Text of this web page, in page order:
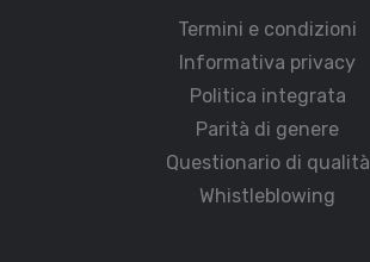
Termini e condizioni
Informativa privacy
Politica integrata
Parità di genere
Questionario di qualità
Whistleblowing